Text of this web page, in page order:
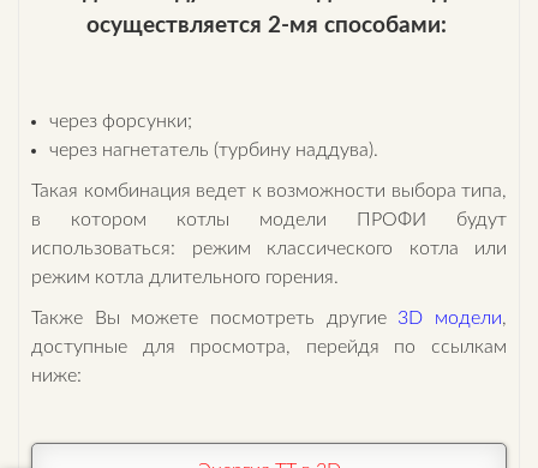
осуществляется 2-мя способами:
через форсунки;
через нагнетатель (турбину наддува).
Такая комбинация ведет к возможности выбора типа,
в котором котлы модели ПРОФИ будут
использоваться: режим классического котла или
режим котла длительного горения.
Также Вы можете посмотреть другие 3D модели,
доступные для просмотра, перейдя по ссылкам
ниже: